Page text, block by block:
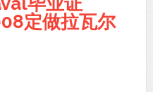
定做拉瓦尔